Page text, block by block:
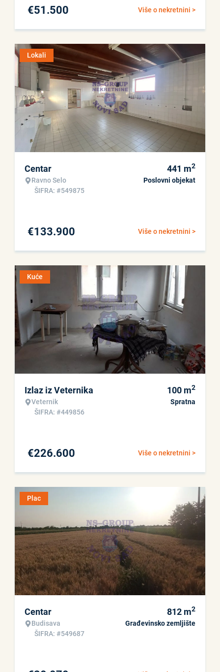
Više o nekretnini >
€51.500
Lokali
Centar
Ravno Selo
ŠIFRA: #549875
441 m2
Poslovni objekat
Više o nekretnini >
€133.900
Kuće
Izlaz iz Veternika
Veternik
ŠIFRA: #449856
100 m2
Spratna
Više o nekretnini >
€226.600
Plac
Centar
Budisava
ŠIFRA: #549687
812 m2
Građevinsko zemljište